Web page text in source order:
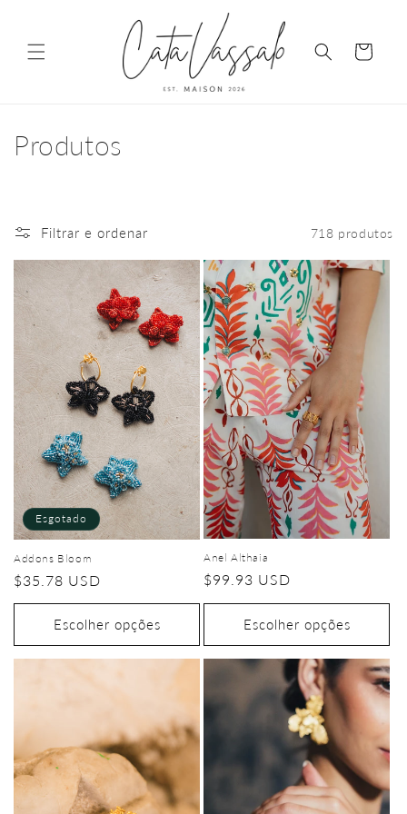
Carrinho
C
ç
ã
o
:
Produtos
Filtrar e ordenar 718 produtos
Esgotado
Addons Bloom
Preço
normal
$35.78 USD
Escolher opções
Anel Althaia
Preço
normal
$99.93 USD
Escolher opções